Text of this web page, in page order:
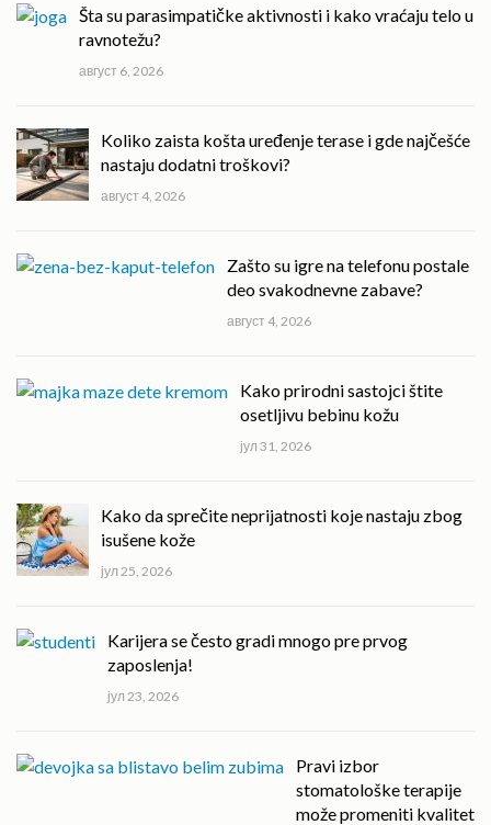
Šta su parasimpatičke aktivnosti i kako vraćaju telo u
ravnotežu?
август 6, 2026
Koliko zaista košta uređenje terase i gde najčešće
nastaju dodatni troškovi?
август 4, 2026
Zašto su igre na telefonu postale
deo svakodnevne zabave?
август 4, 2026
Kako prirodni sastojci štite
osetljivu bebinu kožu
јул 31, 2026
Kako da sprečite neprijatnosti koje nastaju zbog
isušene kože
јул 25, 2026
Karijera se često gradi mnogo pre prvog
zaposlenja!
јул 23, 2026
Pravi izbor
stomatološke terapije
može promeniti kvalitet